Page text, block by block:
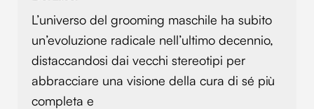
L’universo del grooming maschile ha subito
un’evoluzione radicale nell’ultimo decennio,
distaccandosi dai vecchi stereotipi per
abbracciare una visione della cura di sé più
completa e